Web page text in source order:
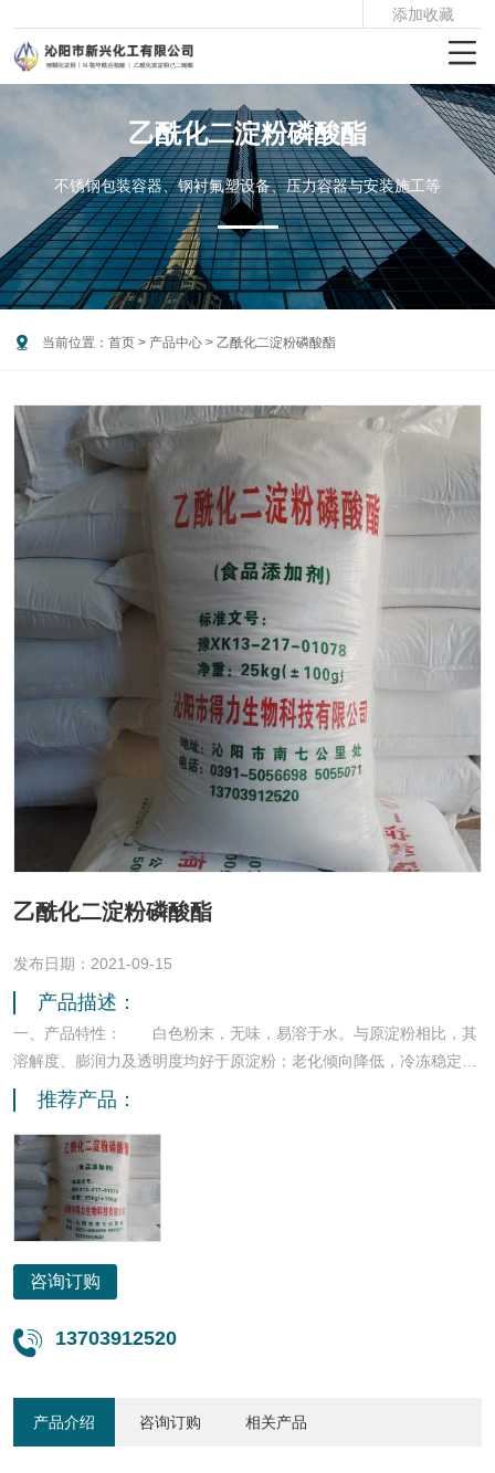
添加收藏

乙酰化二淀粉磷酸酯
不锈钢包装容器、钢衬氟塑设备、压力容器与安装施工等
 当前位置： 首页 > 产品中心 > 乙酰化二淀粉磷酸酯
乙酰化二淀粉磷酸酯
发布日期：2021-09-15
产品描述：
一、产品特性： 白色粉末，无味，易溶于水。与原淀粉相比，其
溶解度、膨润力及透明度均好于原淀粉；老化倾向降低，冷冻稳定性
好。抗热、抗酸效果好。二、用途： 1、作为稳定和凝固剂。用
于午餐肉、果酱、蛋黄酱、罐装棕榈油。 2、用于罐装蘑菇、芦
笋、青豆、胡萝卜、沙丁鱼类产品。代乳粉。罐装鲐鱼和竹英鱼的填
充料。 3、用于罐装婴儿食品，速冻鱼条和鱼块的拖料包
裹。 产品食品许可证号：豫XK13—217—01078 销售电话：
0391—5055071 5056698 13703912520
推荐产品：
咨询订购
 13703912520
产品介绍 咨询订购 相关产品